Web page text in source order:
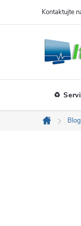
Kontaktujte
♻️
Domov
Blog